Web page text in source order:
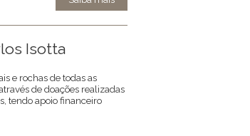
Isotta
e rochas de todas as
de doações realizadas
tendo apoio financeiro